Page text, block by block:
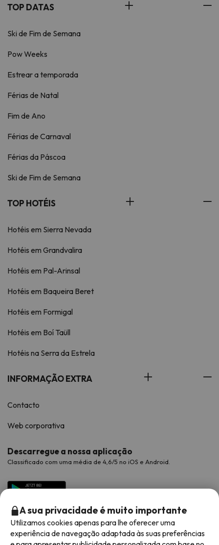
TOP DATAS
Ski de Fim de Semana
Pow Weeks
Estrear a temporada
Férias de Natal
Fim de Ano
Férias de Carnaval
Férias da Páscoa
Ski de Fim de Semana
TOP HOTÉIS
Hotéis em Sierra Nevada
Hotéis em Grandvalira
Hotéis em Pal-Arinsal
Hotéis em Baqueira Beret
Hotéis em Formigal
Hotéis em Boí Taüll
Hotéis na Serra da Estrela
INFORMAÇÃO EXTRA
Contacto
Web corporativa
Descarregue a nossa aplicação
Classificado com uma média de 4,6/5 no iOS e Android.
A sua privacidade é muito importante
Utilizamos cookies apenas para lhe oferecer uma
experiência de navegação adaptada às suas preferências